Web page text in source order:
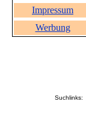
Impressum
Werbung
Suchlinks: